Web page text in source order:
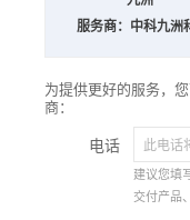
服务商： 中科九洲
为提供更好的服务，
商：
电话
建议您填
交付产品